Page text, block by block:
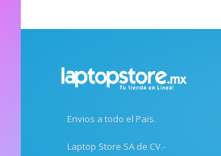
Envios a todo el Pais.
Laptop Store SA de CV.-